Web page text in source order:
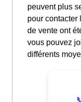
peuvent plus
pour contacter
de vente ont
vous pouvez
différents